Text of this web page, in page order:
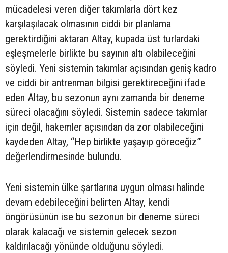
mücadelesi veren diğer takımlarla dört kez
karşılaşılacak olmasının ciddi bir planlama
gerektirdiğini aktaran Altay, kupada üst turlardaki
eşleşmelerle birlikte bu sayının altı olabileceğini
söyledi. Yeni sistemin takımlar açısından geniş kadro
ve ciddi bir antrenman bilgisi gerektireceğini ifade
eden Altay, bu sezonun aynı zamanda bir deneme
süreci olacağını söyledi. Sistemin sadece takımlar
için değil, hakemler açısından da zor olabileceğini
kaydeden Altay, “Hep birlikte yaşayıp göreceğiz”
değerlendirmesinde bulundu.
Yeni sistemin ülke şartlarına uygun olması halinde
devam edebileceğini belirten Altay, kendi
öngörüsünün ise bu sezonun bir deneme süreci
olarak kalacağı ve sistemin gelecek sezon
kaldırılacağı yönünde olduğunu söyledi.